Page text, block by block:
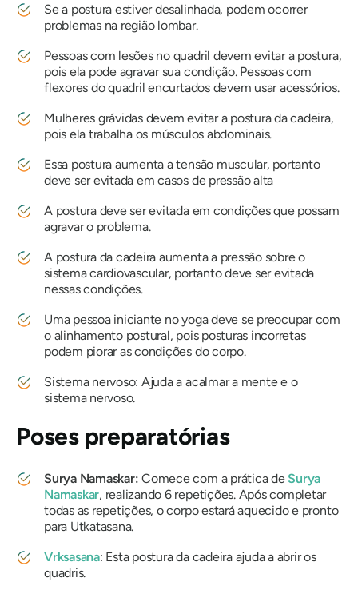
Se a postura estiver desalinhada, podem ocorrer
problemas na região lombar.
Pessoas com lesões no quadril devem evitar a postura,
pois ela pode agravar sua condição. Pessoas com
flexores do quadril encurtados devem usar acessórios.
Mulheres grávidas devem evitar a postura da cadeira,
pois ela trabalha os músculos abdominais.
Essa postura aumenta a tensão muscular, portanto
deve ser evitada em casos de pressão alta
A postura deve ser evitada em condições que possam
agravar o problema.
A postura da cadeira aumenta a pressão sobre o
sistema cardiovascular, portanto deve ser evitada
nessas condições.
Uma pessoa iniciante no yoga deve se preocupar com
o alinhamento postural, pois posturas incorretas
podem piorar as condições do corpo.
Sistema nervoso: Ajuda a acalmar a mente e o
sistema nervoso.
Poses preparatórias
Surya Namaskar: Comece com a prática de Surya
Namaskar, realizando 6 repetições. Após completar
todas as repetições, o corpo estará aquecido e pronto
para Utkatasana.
Vrksasana: Esta postura da cadeira ajuda a abrir os
quadris.